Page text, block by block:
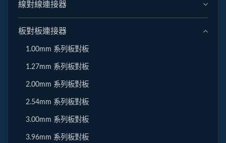
線對線連接器
板對板連接器
1.00mm 系列板對板
1.27mm 系列板對板
2.00mm 系列板對板
2.54mm 系列板對板
3.00mm 系列板對板
3.96mm 系列板對板